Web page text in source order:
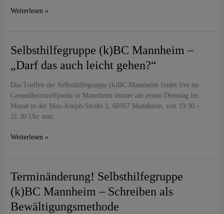
Weiterlesen »
Selbsthilfegruppe (k)BC Mannheim –
„Darf das auch leicht gehen?“
Das Treffen der Selbsthilfegruppe (k)BC Mannheim findet live im
Gesundheitstreffpunkt in Mannheim immer am ersten Dienstag im
Monat in der Max-Joseph-Straße 1, 68167 Mannheim, von 19:30 –
21:30 Uhr statt.
Selbsthilfegruppe
Mannheim
„Darf
das
auch
leicht
Weiterlesen »
Terminänderung! Selbsthilfegruppe
(k)BC Mannheim – Schreiben als
Bewältigungsmethode
Terminänderung!
(k)BC
Mannheim